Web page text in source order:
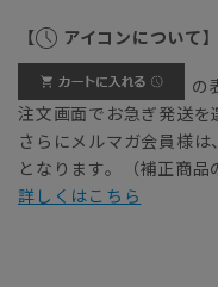
【 アイコンについて】
の
注文画面でお急ぎ発送を
さらにメルマガ会員様
となります。（補正商品
詳しくはこちら